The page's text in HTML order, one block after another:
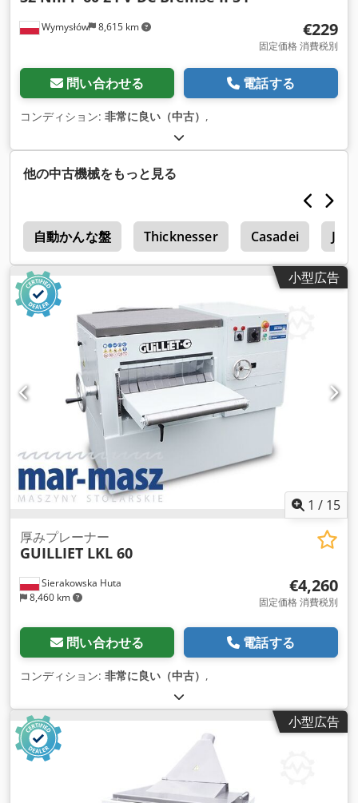
Wymysłów 8,615 km €229
固定価格 消費税別
問い合わせる 電話する
コンディション: 非常に良い（中古） ,
他の中古機械をもっと見る
自動かんな盤 Thicknesser Casadei
小型広告
1 / 15
Sierakowska Huta
8,460 km
厚みプレーナー
GUILLIET LKL 60
€4,260
固定価格 消費税別
問い合わせる 電話する
コンディション: 非常に良い（中古） ,
小型広告